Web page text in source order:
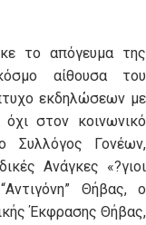
το απόγευμα της
αίθουσα του
εκδηλώσεων με
στον κοινωνικό
Συλλόγος Γονέων,
Ανάγκες «?γιοι
Θήβας, ο
Έκφρασης Θήβας,